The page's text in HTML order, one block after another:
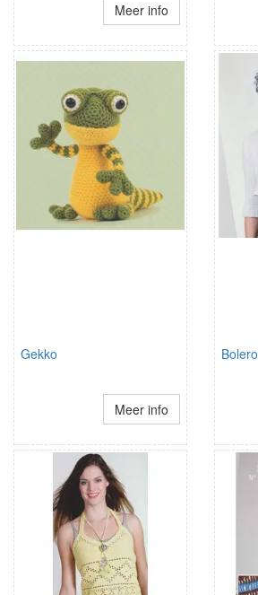
Meer info
Gekko
Meer info
Bolero